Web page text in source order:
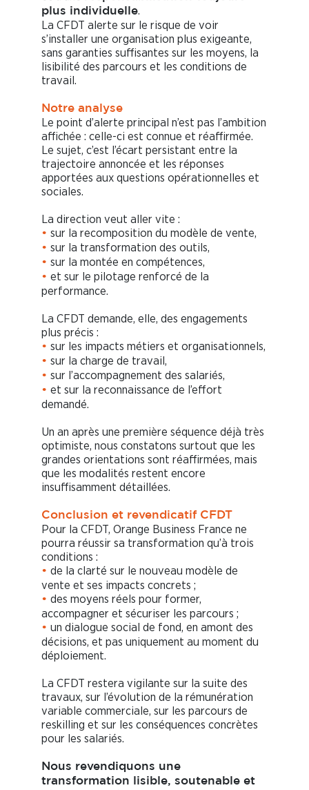
plus individuelle.
La CFDT alerte sur le risque de voir
s’installer une organisation plus exigeante,
sans garanties suffisantes sur les moyens, la
lisibilité des parcours et les conditions de
travail.
Notre analyse
Le point d’alerte principal n’est pas l’ambition
affichée : celle-ci est connue et réaffirmée.
Le sujet, c’est l’écart persistant entre la
trajectoire annoncée et les réponses
apportées aux questions opérationnelles et
sociales.
La direction veut aller vite :
• sur la recomposition du modèle de vente,
• sur la transformation des outils,
• sur la montée en compétences,
• et sur le pilotage renforcé de la
performance.
La CFDT demande, elle, des engagements
plus précis :
• sur les impacts métiers et organisationnels,
• sur la charge de travail,
• sur l’accompagnement des salariés,
• et sur la reconnaissance de l’effort
demandé.
Un an après une première séquence déjà très
optimiste, nous constatons surtout que les
grandes orientations sont réaffirmées, mais
que les modalités restent encore
insuffisamment détaillées.
Conclusion et revendicatif CFDT
Pour la CFDT, Orange Business France ne
pourra réussir sa transformation qu’à trois
conditions :
• de la clarté sur le nouveau modèle de
vente et ses impacts concrets ;
• des moyens réels pour former,
accompagner et sécuriser les parcours ;
• un dialogue social de fond, en amont des
décisions, et pas uniquement au moment du
déploiement.
La CFDT restera vigilante sur la suite des
travaux, sur l’évolution de la rémunération
variable commerciale, sur les parcours de
reskilling et sur les conséquences concrètes
pour les salariés.
Nous revendiquons une
transformation lisible, soutenable et